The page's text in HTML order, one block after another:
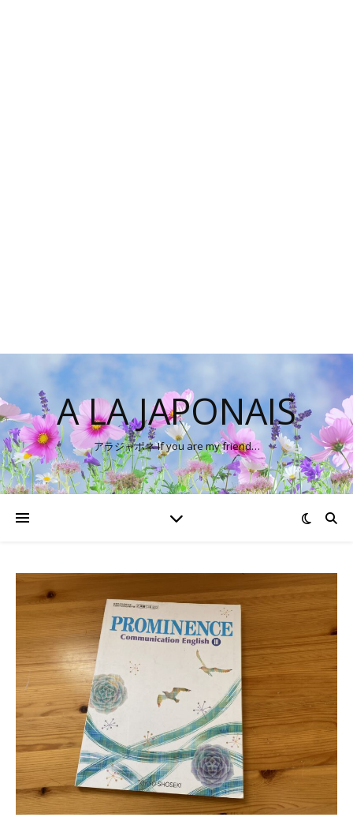
A LA JAPONAIS
アラジャポネ If you are my friend…